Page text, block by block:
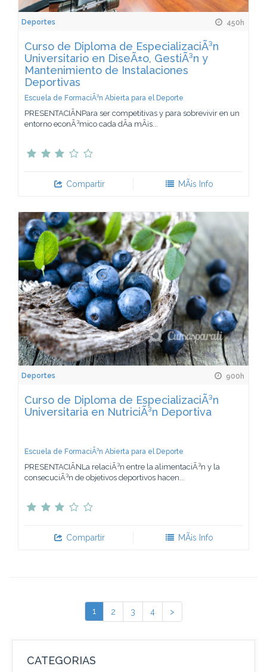
Deportes 450h
Curso de Diploma de EspecializaciÃ³n
Universitario en DiseÃ±o, GestiÃ³n y
Mantenimiento de Instalaciones
Deportivas
Escuela de FormaciÃ³n Abierta para el Deporte
PRESENTACIÃNPara ser competitivas y para sobrevivir en un
entorno econÃ³mico cada dÃ­a mÃ¡s...
Compartir MÃ¡s Info
Deportes 900h
Curso de Diploma de EspecializaciÃ³n
Universitaria en NutriciÃ³n Deportiva
Escuela de FormaciÃ³n Abierta para el Deporte
PRESENTACIÃNLa relaciÃ³n entre la alimentaciÃ³n y la
consecuciÃ³n de objetivos deportivos hacen...
Compartir MÃ¡s Info
1 2 3 4 >
CATEGORIAS